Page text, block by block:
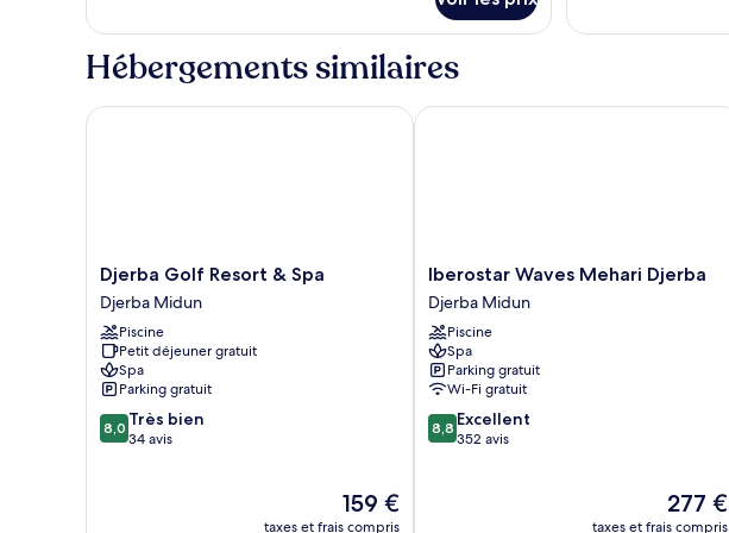
le
type
de
Chambre
le
Chambre
Hébergements similaires
Djerba
Golf
Resort
&
Spa
Djerba
Midun
Djerba Golf Resort & Spa
Djerba Midun
Piscine
Petit déjeuner gratuit
Spa
Parking gratuit
8.0
sur
8,0 Très bien
34 avis
Le
nouveau
159 €
taxes et frais compris
Djerba Golf Resort & Spa
Iberostar
Waves
Mehari
Djerba
Djerba
Midun
Iberostar Waves Mehari Djerba
Djerba Midun
Piscine
Spa
Parking gratuit
Wi-Fi gratuit
8.8
sur
8,8 Excellent
352 avis
Le
nouveau
277 €
taxes et frais compris
Iberostar Waves Mehari Djerba